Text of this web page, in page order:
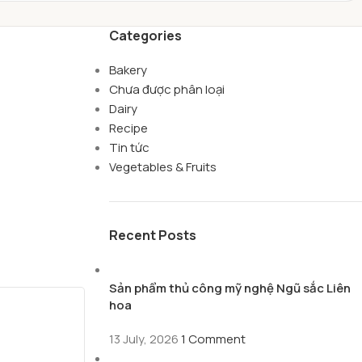
Categories
Bakery
Chưa được phân loại
Dairy
Recipe
Tin tức
Vegetables & Fruits
Recent Posts
Sản phẩm thủ công mỹ nghệ Ngũ sắc Liên
hoa
13 July, 20261 Comment